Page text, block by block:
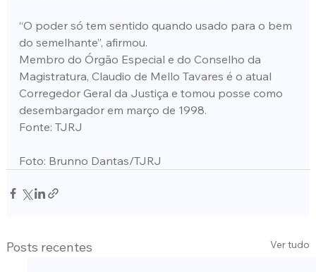
“O poder só tem sentido quando usado para o bem
do semelhante”, afirmou.
Membro do Órgão Especial e do Conselho da
Magistratura, Claudio de Mello Tavares é o atual
Corregedor Geral da Justiça e tomou posse como
desembargador em março de 1998.
Fonte: TJRJ
Foto: Brunno Dantas/TJRJ
Posts recentes Ver tudo